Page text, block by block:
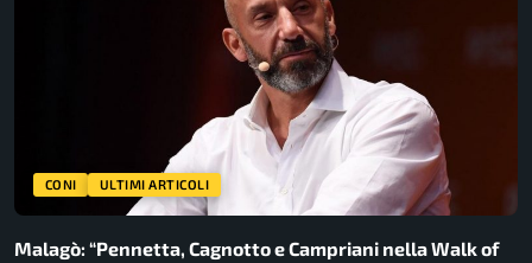
CONI ULTIMI ARTICOLI
Malagò: “Pennetta, Cagnotto e Campriani nella Walk of